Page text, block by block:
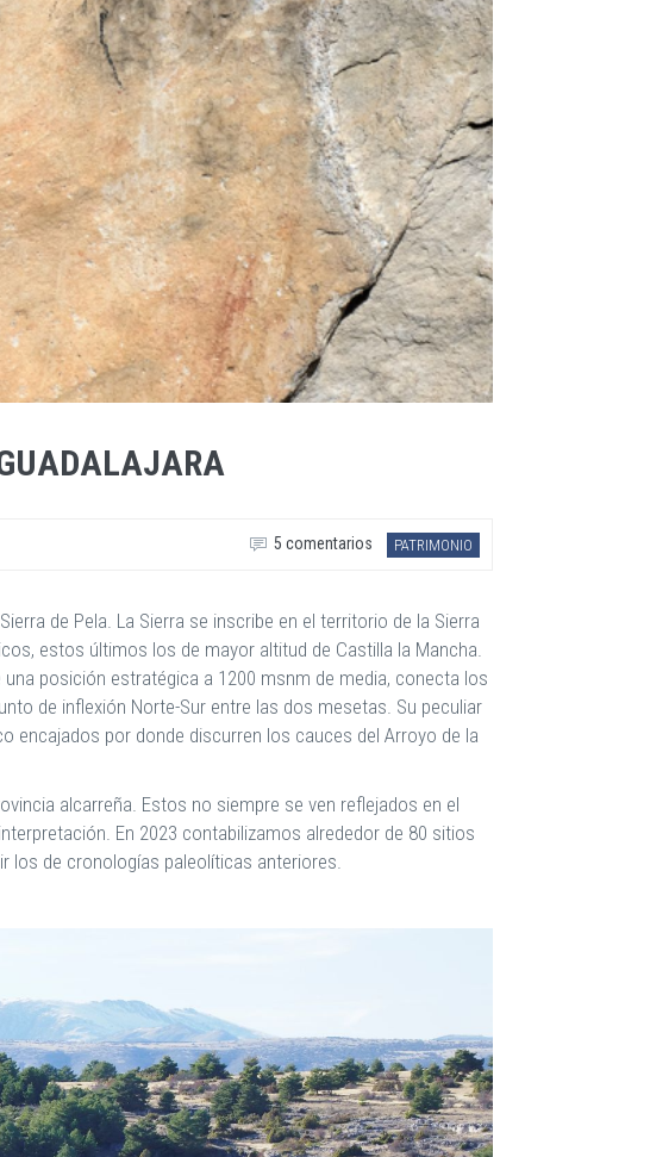
PATRIMONIO
5 comentarios
de Pela. La Sierra se inscribe en el territorio de la Sierra
estos últimos los de mayor altitud de Castilla la Mancha.
posición estratégica a 1200 msnm de media, conecta los
de inflexión Norte-Sur entre las dos mesetas. Su peculiar
encajados por donde discurren los cauces del Arroyo de la
alcarreña. Estos no siempre se ven reflejados en el
En 2023 contabilizamos alrededor de 80 sitios
los de cronologías paleolíticas anteriores.